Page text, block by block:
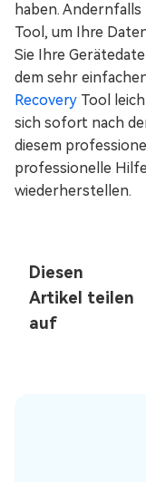
haben.
Tool, um Ihre
Sie Ihre
dem sehr
Recovery Tool
sich sofort nach
diesem
professionelle
wiederherstellen.
Diesen
Artikel teilen
auf